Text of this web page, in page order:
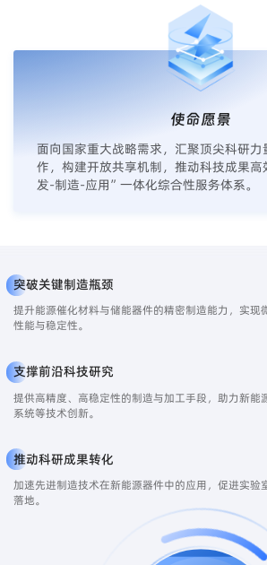
使命愿景
面向国家重大战略需求，汇聚顶尖科研
作，构建开放共享机制，推动科技成果
发-制造-应用”一体化综合性服务体系。
突破关键制造瓶颈
提升能源催化材料与储能器件的精密制造能力，实现
性能与稳定性。
支撑前沿科技研究
提供高精度、高稳定性的制造与加工手段，助力新能
系统等技术创新。
推动科研成果转化
加速先进制造技术在新能源器件中的应用，促进实验
落地。